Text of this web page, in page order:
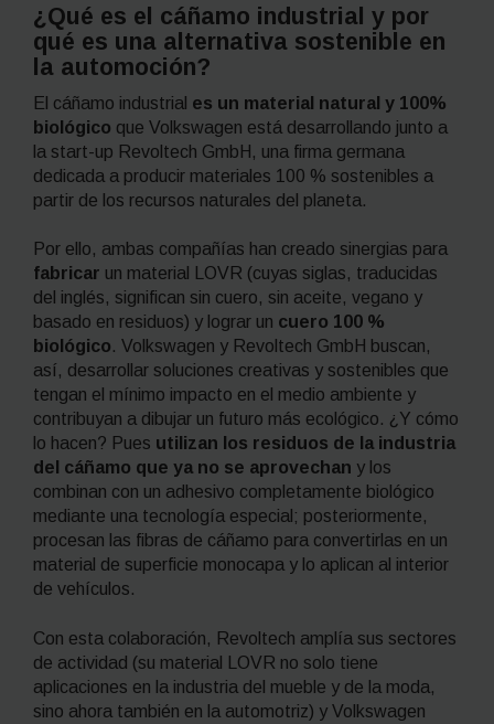
¿Qué es el cáñamo industrial y por
qué es una alternativa sostenible en
la automoción?
El cáñamo industrial es un material natural y 100%
biológico que Volkswagen está desarrollando junto a
la start-up Revoltech GmbH, una firma germana
dedicada a producir materiales 100 % sostenibles a
partir de los recursos naturales del planeta.
Por ello, ambas compañías han creado sinergias para
fabricar un material LOVR (cuyas siglas, traducidas
del inglés, significan sin cuero, sin aceite, vegano y
basado en residuos) y lograr un cuero 100 %
biológico. Volkswagen y Revoltech GmbH buscan,
así, desarrollar soluciones creativas y sostenibles que
tengan el mínimo impacto en el medio ambiente y
contribuyan a dibujar un futuro más ecológico. ¿Y cómo
lo hacen? Pues utilizan los residuos de la industria
del cáñamo que ya no se aprovechan y los
combinan con un adhesivo completamente biológico
mediante una tecnología especial; posteriormente,
procesan las fibras de cáñamo para convertirlas en un
material de superficie monocapa y lo aplican al interior
de vehículos.
Con esta colaboración, Revoltech amplía sus sectores
de actividad (su material LOVR no solo tiene
aplicaciones en la industria del mueble y de la moda,
sino ahora también en la automotriz) y Volkswagen